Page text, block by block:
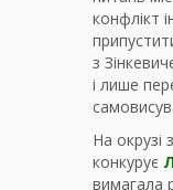
конфлікт
з
і лише
На окрузі
конкурує
вимагала